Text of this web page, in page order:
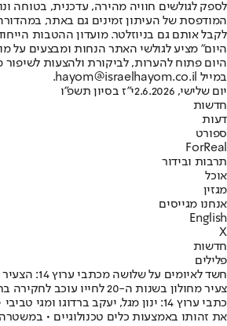
לספק לגולשים חוויה מהירה, עדכנית, בטוחה
המודפסת של העיתון זמינים גם באתר,
לקבל אותם גם בניוזלטר. מועדון ההטבות
היום" מציע לגולשי האתר הנחות ומבצעים על
היום פתוח להערות, לביקורת ולהצעות לשיפור
במייל hayom@israelhayom.co.il.
יום שלישי, 2.6.2026
י"ז בסיון תשפ"ו
חדשות
דעות
ספורט
ForReal
תרבות ובידור
אוכל
מגזין
אנחנו מגייסים
English
X
חדשות
פלילים
חשד לאיומים על שלושה מכתבי ערוץ 14: הצעיר נחקר ושוחרר למעצר בית
צעיר מחולון בשנות ה-20 לחייו
כתבי ערוץ 14: ינון מגל, יעקב ברדוגו
את זהותו באמצעות כלים טכנולוגיים •